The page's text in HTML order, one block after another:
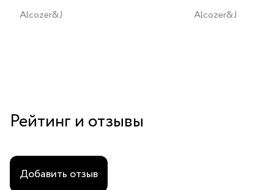
Alcozer&J Alcozer&J
Рейтинг и отзывы
Добавить отзыв